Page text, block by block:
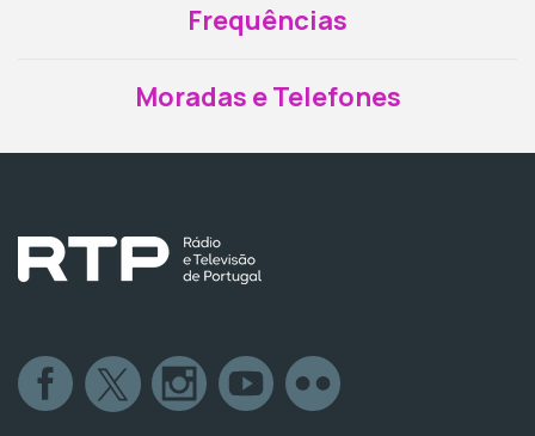
Frequências
Moradas e Telefones